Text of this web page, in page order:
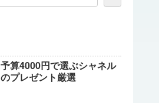
予算4000円で選ぶシャネル
のプレゼント厳選